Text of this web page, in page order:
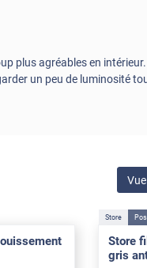
plus agréables en
un peu de luminosité
Store
Store
gris